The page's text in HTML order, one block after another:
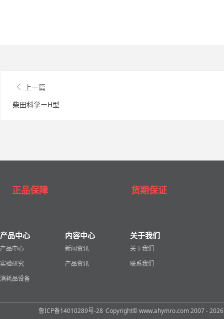
上一篇
柴田科学ーH型
正品保障 货期保证
产品中心
产品中心
实验研究
消耗品设备
内容中心
新闻资讯
产品资讯
关于我们
关于我们
联系我们
鲁ICP备14010289号-28 Copyright© www.ahymro.com 2007 - 2026